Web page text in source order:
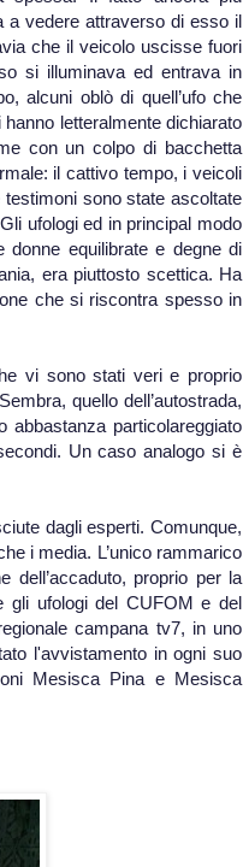
a vedere attraverso di esso il
che il veicolo uscisse fuori
si illuminava ed entrava in
alcuni oblò di quell’ufo che
letteralmente dichiarato
con un colpo di bacchetta
il cattivo tempo, i veicoli
sono state ascoltate
ufologi ed in principal modo
donne equilibrate e degne di
era piuttosto scettica. Ha
che si riscontra spesso in
vi sono stati veri e proprio
quello dell’autostrada,
abbastanza particolareggiato
Un caso analogo si è
dagli esperti. Comunque,
i media. L’unico rammarico
dell’accaduto, proprio per la
gli ufologi del CUFOM e del
campana tv7, in uno
l'avvistamento in ogni suo
Mesisca Pina e Mesisca